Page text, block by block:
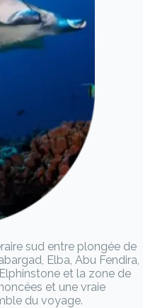
sud entre plongée de
Elba, Abu Fendira,
et la zone de
et une vraie
du voyage.